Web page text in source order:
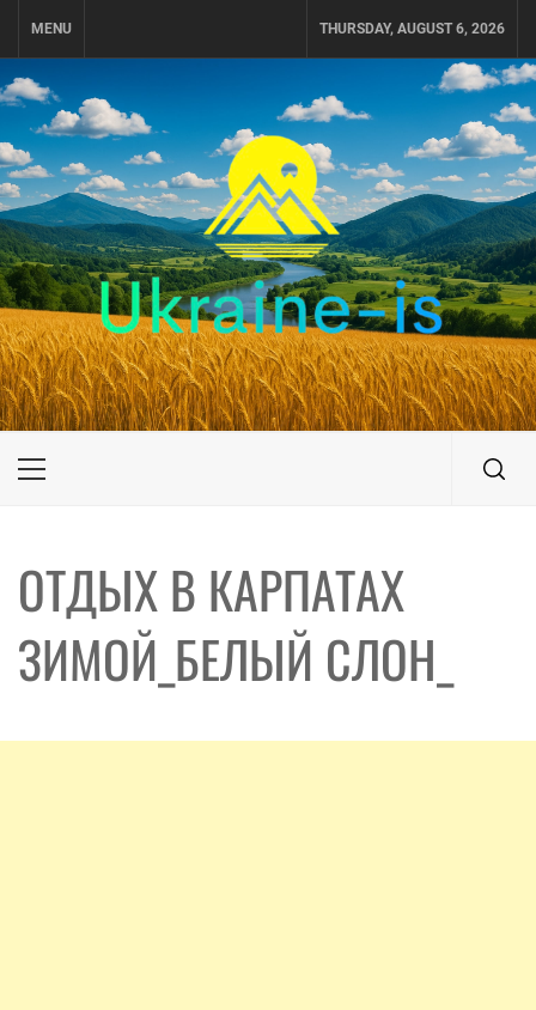
MENU THURSDAY, AUGUST 6, 2026
UKRAINE-IS
ПУТЕШЕСТВИЕ ПО УКРАИНЕ
Primary
ОТДЫХ В КАРПАТАХ
ЗИМОЙ_БЕЛЫЙ СЛОН_